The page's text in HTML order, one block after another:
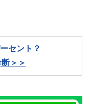
セント？
＞＞